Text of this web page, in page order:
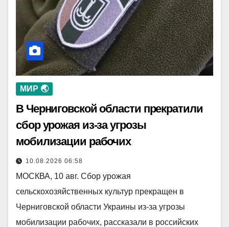
МИР 🌏
В Черниговской области прекратили
сбор урожая из-за угрозы
мобилизации рабочих
10.08.2026 06:58
МОСКВА, 10 авг. Сбор урожая
сельскохозяйственных культур прекращен в
Черниговской области Украины из-за угрозы
мобилизации рабочих, рассказали в российских